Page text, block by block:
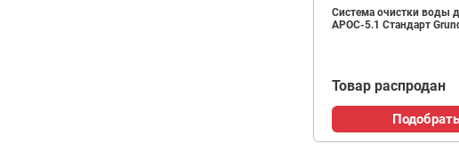
Система очистки воды
АРОС-5.1 Стандарт
Товар распродан